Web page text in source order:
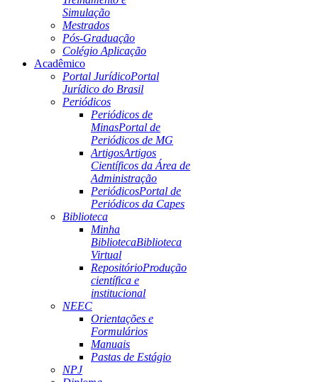
Simulação
Mestrados
Pós-Graduação
Colégio Aplicação
Acadêmico
Portal JurídicoPortal
Jurídico do Brasil
Periódicos
Periódicos de
MinasPortal de
Periódicos de MG
ArtigosArtigos
Científicos da Área de
Administração
PeriódicosPortal de
Periódicos da Capes
Biblioteca
Minha
BibliotecaBiblioteca
Virtual
RepositórioProdução
científica e
institucional
NEEC
Orientações e
Formulários
Manuais
Pastas de Estágio
NPJ